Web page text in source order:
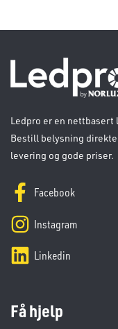
Ledpro er en
Bestill belysning
levering og gode priser.
Facebook
Instagram
Linkedin
Få hjelp